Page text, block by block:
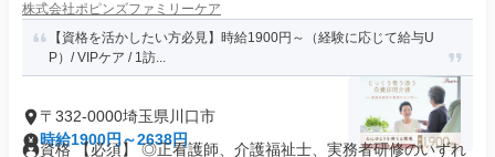
株式会社ポピンズファミリーケア
【資格を活かしたい方必見】時給1900円～（経験に応じて給与U
P）/ VIPケア / 1訪...
〒332-0000埼玉県川口市
時給1900円～2638円
資格 【必須】 ◎正看護師、介護福祉士、実務者研修のいずれ